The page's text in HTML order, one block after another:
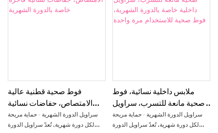
الليلي
تصميم واحد. صُممت خصيصًا لتلبية
تصميم واحد. صُممت خصيصًا لتلبية
احتياجات النساء خلال فترة الدورة
فوط صحية قطنية عالية
الامتصاص، حفاضات نسائية
فاخرة خاصة بالدورة الشهرية
سراويل الدورة الشهرية - حماية مريحة
لكل دورة شهرية. تُعدّ سراويل الدورة
ملابس داخلية نسائية، فوط
صحية مانعة للتسرب، سراويل
داخلية خاصة بالدورة الشهرية،
فوط صحية للاستخدام مرة
سراويل الدورة الشهرية - حماية مريحة
لكل دورة شهرية. تُعدّ سراويل الدورة